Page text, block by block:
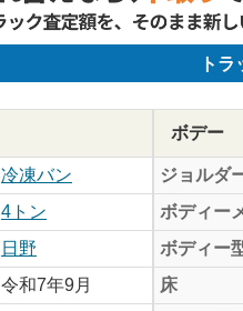
ト
冷凍バン
4トン
日野
令和7年9月
ボデー
ジョルダ
ボディー
ボディー
床